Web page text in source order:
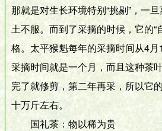
那就是对生长环境特别“挑剔”，一
土不服。而到了采摘的时候，它的“
格。太平猴魁每年的采摘时间从4月
采摘时间就是一个月，而且这种茶
完了就修剪，第二年再采，所以它
十万斤左右。
国礼茶：物以稀为贵